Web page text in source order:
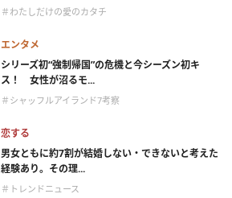
＃わたしだけの愛のカタチ
エンタメ
シリーズ初“強制帰国”の危機と今シーズン初キ
ス！ 女性が沼るモ...
＃シャッフルアイランド7考察
恋する
男女ともに約7割が結婚しない・できないと考えた
経験あり。その理...
＃トレンドニュース